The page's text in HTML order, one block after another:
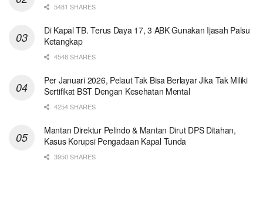
5481 SHARES
Di Kapal TB. Terus Daya 17, 3 ABK Gunakan Ijasah Palsu
Ketangkap
4548 SHARES
Per Januari 2026, Pelaut Tak Bisa Berlayar Jika Tak Miliki
Sertifikat BST Dengan Kesehatan Mental
4254 SHARES
Mantan Direktur Pelindo & Mantan Dirut DPS Ditahan,
Kasus Korupsi Pengadaan Kapal Tunda
3950 SHARES